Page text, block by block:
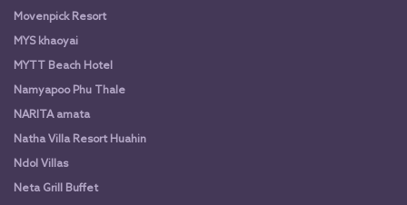
Movenpick Resort
MYS khaoyai
MYTT Beach Hotel
Namyapoo Phu Thale
NARITA amata
Natha Villa Resort Huahin
Ndol Villas
Neta Grill Buffet